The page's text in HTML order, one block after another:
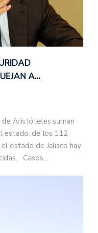
A…
de Aristóteles suman
estado, de los 112
estado de Jalisco hay
Casos…